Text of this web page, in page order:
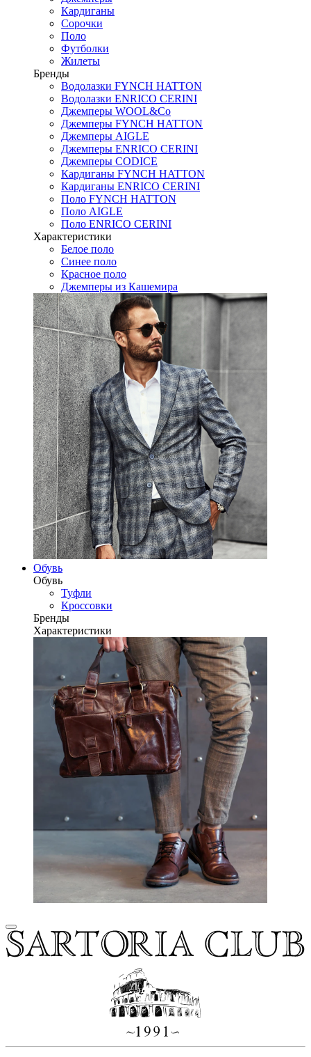
Кардиганы
Сорочки
Поло
Футболки
Жилеты
Бренды
Водолазки FYNCH HATTON
Водолазки ENRICO CERINI
Джемперы WOOL&Co
Джемперы FYNCH HATTON
Джемперы AIGLE
Джемперы ENRICO CERINI
Джемперы CODICE
Кардиганы FYNCH HATTON
Кардиганы ENRICO CERINI
Поло FYNCH HATTON
Поло AIGLE
Поло ENRICO CERINI
Характеристики
Белое поло
Синее поло
Красное поло
Джемперы из Кашемира
Обувь
Обувь
Туфли
Кроссовки
Бренды
Характеристики